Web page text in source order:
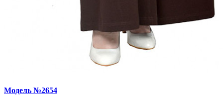
Модель №2654